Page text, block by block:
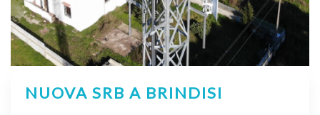
NUOVA SRB A BRINDISI